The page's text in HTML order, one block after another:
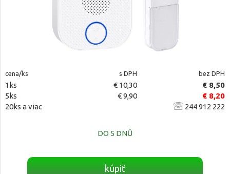
cena/ks s DPH bez DPH
1ks € 10,30
€ 8,50
5ks
€ 9,90
€ 8,20
20ks a viac
244 912 222
DO 5 DNŮ
kúpiť